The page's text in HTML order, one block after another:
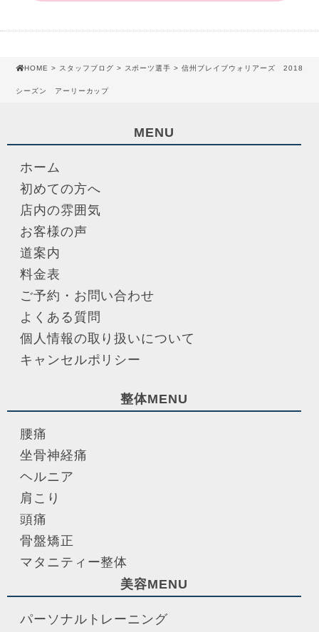
HOME > スタッフブログ > スポーツ選手 > 信州ブレイブウォリアーズ 2018
シーズン アーリーカップ
MENU
ホーム
初めての方へ
店内の雰囲気
お客様の声
道案内
料金表
ご予約・お問い合わせ
よくある質問
個人情報の取り扱いについて
キャンセルポリシー
整体MENU
腰痛
坐骨神経痛
ヘルニア
肩こり
頭痛
骨盤矯正
マタニティー整体
美容MENU
パーソナルトレーニング